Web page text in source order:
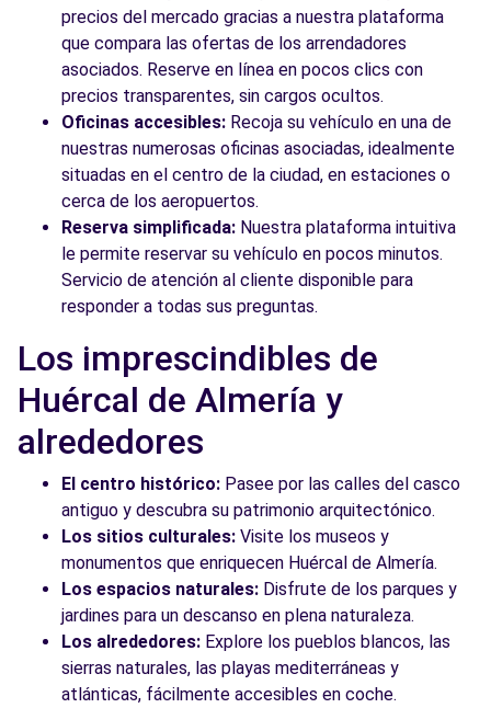
precios del mercado gracias a nuestra plataforma
que compara las ofertas de los arrendadores
asociados. Reserve en línea en pocos clics con
precios transparentes, sin cargos ocultos.
Oficinas accesibles: Recoja su vehículo en una de
nuestras numerosas oficinas asociadas, idealmente
situadas en el centro de la ciudad, en estaciones o
cerca de los aeropuertos.
Reserva simplificada: Nuestra plataforma intuitiva
le permite reservar su vehículo en pocos minutos.
Servicio de atención al cliente disponible para
responder a todas sus preguntas.
Los imprescindibles de
Huércal de Almería y
alrededores
El centro histórico: Pasee por las calles del casco
antiguo y descubra su patrimonio arquitectónico.
Los sitios culturales: Visite los museos y
monumentos que enriquecen Huércal de Almería.
Los espacios naturales: Disfrute de los parques y
jardines para un descanso en plena naturaleza.
Los alrededores: Explore los pueblos blancos, las
sierras naturales, las playas mediterráneas y
atlánticas, fácilmente accesibles en coche.